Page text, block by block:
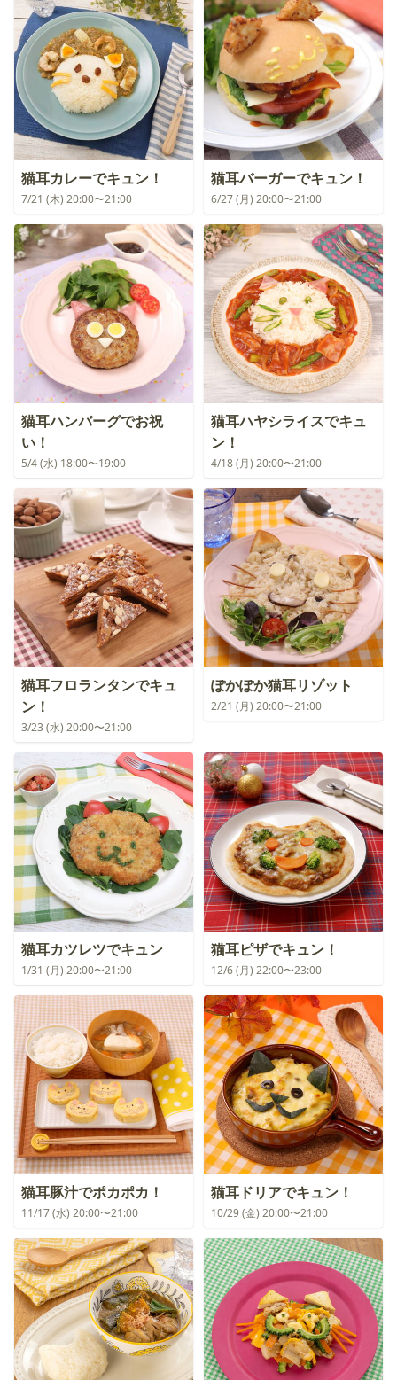
猫耳カレーでキュン！
7/21 (木) 20:00〜21:00
猫耳バーガーでキュン！
6/27 (月) 20:00〜21:00
猫耳ハンバーグでお祝
い！
5/4 (水) 18:00〜19:00
猫耳ハヤシライスでキュ
ン！
4/18 (月) 20:00〜21:00
猫耳フロランタンでキュ
ン！
3/23 (水) 20:00〜21:00
ぽかぽか猫耳リゾット
2/21 (月) 20:00〜21:00
猫耳カツレツでキュン
1/31 (月) 20:00〜21:00
猫耳ピザでキュン！
12/6 (月) 22:00〜23:00
猫耳豚汁でポカポカ！
11/17 (水) 20:00〜21:00
猫耳ドリアでキュン！
10/29 (金) 20:00〜21:00